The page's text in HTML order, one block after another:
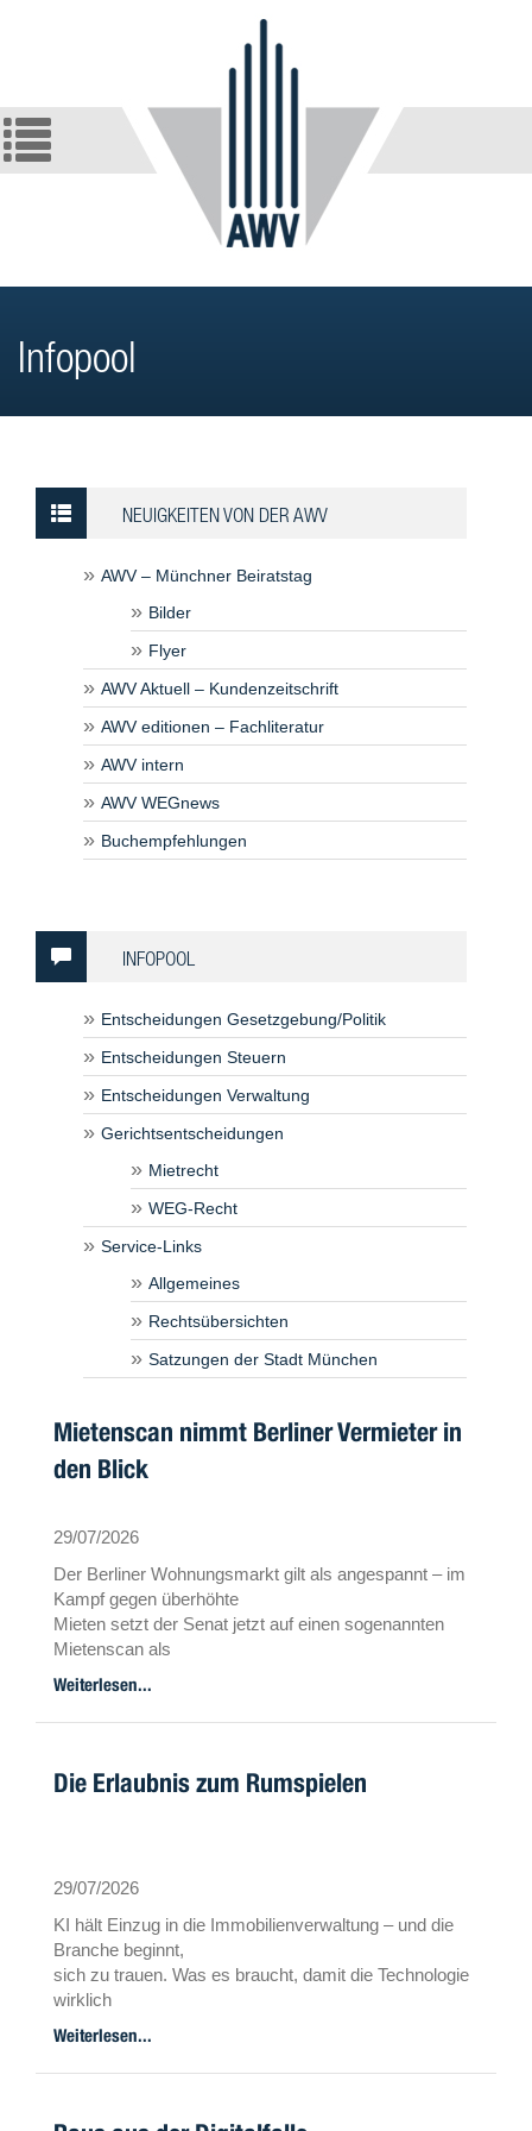
Infopool
NEUIGKEITEN VON DER AWV
AWV – Münchner Beiratstag
Bilder
Flyer
AWV Aktuell – Kundenzeitschrift
AWV editionen – Fachliteratur
AWV intern
AWV WEGnews
Buchempfehlungen
INFOPOOL
Entscheidungen Gesetzgebung/Politik
Entscheidungen Steuern
Entscheidungen Verwaltung
Gerichtsentscheidungen
Mietrecht
WEG-Recht
Service-Links
Allgemeines
Rechtsübersichten
Satzungen der Stadt München
Mietenscan nimmt Berliner Vermieter in
den Blick
29/07/2026
Der Berliner Wohnungsmarkt gilt als angespannt – im
Kampf gegen überhöhte
Mieten setzt der Senat jetzt auf einen sogenannten
Mietenscan als
neues Instrument. Was es damit auf sich hat.
Weiterlesen...
Die Erlaubnis zum Rumspielen
29/07/2026
KI hält Einzug in die Immobilienverwaltung – und die
Branche beginnt,
sich zu trauen. Was es braucht, damit die Technologie
wirklich
entlastet und nicht zur Arbeitsverdichtung führt, und
wie es gelingt,
Mitarbeitende mitzunehmen – darüber sprechen drei
Weiterlesen...